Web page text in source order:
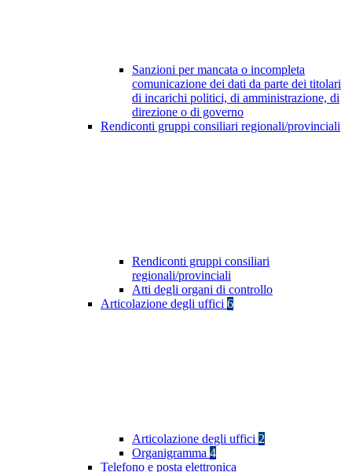
Sanzioni per mancata o incompleta
comunicazione dei dati da parte dei titolari
di incarichi politici, di amministrazione, di
direzione o di governo
Rendiconti gruppi consiliari regionali/provinciali
Rendiconti gruppi consiliari
regionali/provinciali
Atti degli organi di controllo
Articolazione degli uffici 6
Articolazione degli uffici 2
Organigramma 4
Telefono e posta elettronica